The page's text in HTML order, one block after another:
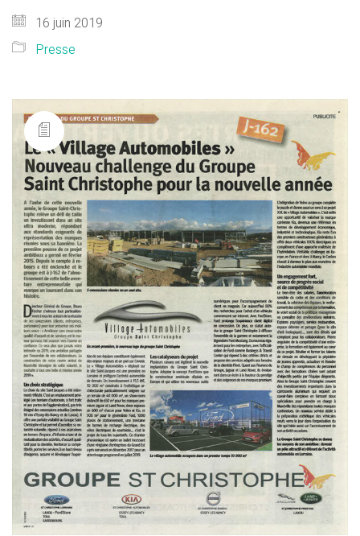
16 juin 2019
Presse